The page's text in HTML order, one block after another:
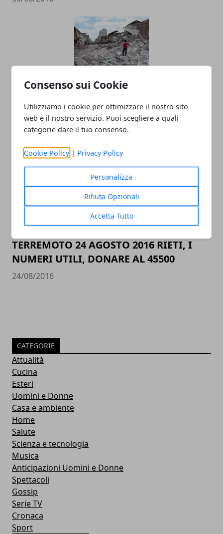
Consenso sui Cookie
Utilizziamo i cookie per ottimizzare il nostro sito
web e il nostro servizio. Puoi scegliere a quali
categorie dare il tuo consenso.
Cookie Policy | Privacy Policy
Personalizza
Rifiuta Opzionali
Accetta Tutto
Come Comportarsi In Caso Di
Terremoto?
25/08/2016
TERREMOTO 24 AGOSTO 2016 RIETI, I
NUMERI UTILI, DONARE AL 45500
24/08/2016
CATEGORIE
Attualità
Cucina
Esteri
Uomini e Donne
Casa e ambiente
Home
Salute
Scienza e tecnologia
Musica
Anticipazioni Uomini e Donne
Spettacoli
Gossip
Serie TV
Cronaca
Sport